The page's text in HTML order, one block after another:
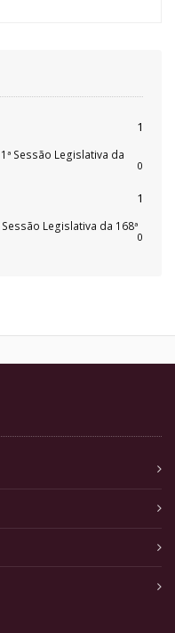
1
Sessão Legislativa da
0
1
Legislativa da 168ª
0